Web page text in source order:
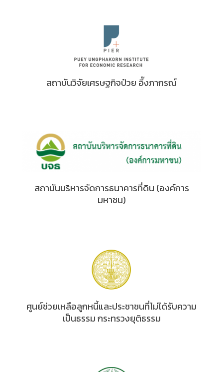
สถาบันวิจัยเศรษฐกิจป๋วย อึ๊งภากรณ์
สถาบันบริหารจัดการธนาคารที่ดิน (องค์การ
มหาชน)
ศูนย์ช่วยเหลือลูกหนี้และประชาชนที่ไม่ได้รับความ
เป็นธรรม กระทรวงยุติธรรม